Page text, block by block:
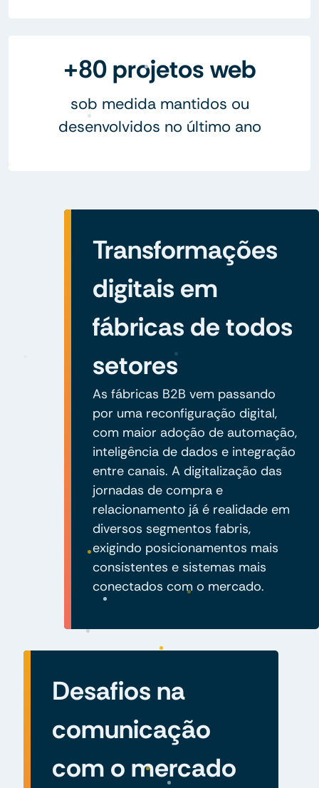
+80 projetos web
sob medida mantidos ou
desenvolvidos no último ano
Transformações
digitais em
fábricas de todos
setores
As fábricas B2B vem passando
por uma reconfiguração digital,
com maior adoção de automação,
inteligência de dados e integração
entre canais. A digitalização das
jornadas de compra e
relacionamento já é realidade em
diversos segmentos fabris,
exigindo posicionamentos mais
consistentes e sistemas mais
conectados com o mercado.
Desafios na
comunicação
com o mercado